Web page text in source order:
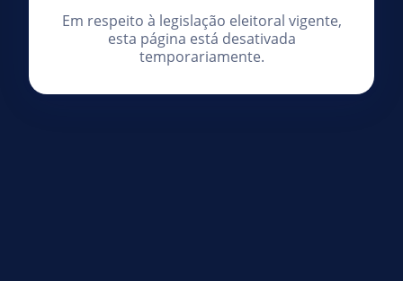
Em respeito à legislação eleitoral vigente,
esta página está desativada
temporariamente.